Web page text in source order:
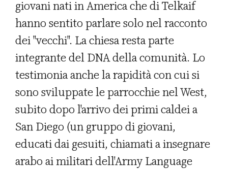
giovani nati in America che di Telkaif
hanno sentito parlare solo nel racconto
dei "vecchi". La chiesa resta parte
integrante del DNA della comunità. Lo
testimonia anche la rapidità con cui si
sono sviluppate le parrocchie nel West,
subito dopo l'arrivo dei primi caldei a
San Diego (un gruppo di giovani,
educati dai gesuiti, chiamati a insegnare
arabo ai militari dell'Army Language